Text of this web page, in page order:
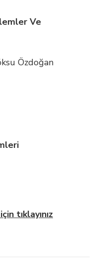
Ve
Özdoğan
tıklayınız